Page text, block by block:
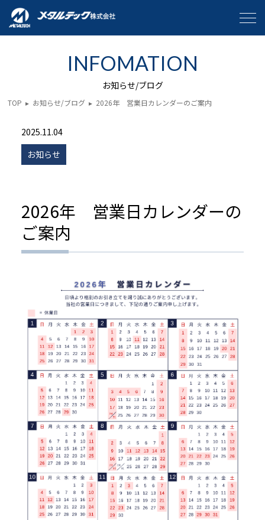
INFOMATION
お知らせ/ブログ
TOP ▸ お知らせ/ブログ ▸ 2026年 営業日カレンダーのご案内
2025.11.04
お知らせ
2026年 営業日カレンダーの
ご案内